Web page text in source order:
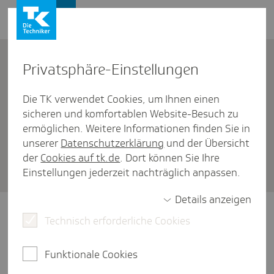
Kontakt
Wie erteile ich ein Last­schrift­
mandat für mein Unter­neh­
men?
Firmenkunden / Rund um die Beitragszahlung
Wir machen Ihnen die Beitragszahlung so
einfach wie möglich: Lassen Sie die Beiträge
direkt von Ihrem Konto abbuchen. Erteilen
Sie Ihr SEPA-Lastschriftmandat bequem
Privat­sphäre-Einstel­lungen
Die TK verwendet Cookies, um Ihnen einen
sicheren und komfortablen Website-Besuch zu
ermöglichen. Weitere Informationen finden Sie in
unserer Datenschutzerklärung und der Übersicht
der Cookies auf tk.de. Dort können Sie Ihre
Einstellungen jederzeit nachträglich anpassen.
Details anzeigen
Technisch erforderliche Cookies
Funktionale Cookies